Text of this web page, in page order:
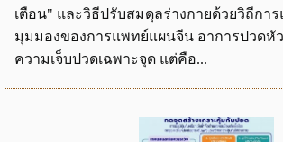
เตือน" และวิธีปรับสมดุลร่างกายด้วยวิถีกา
มุมมองของการแพทย์แผนจีน อาการปวดหัว
ความเจ็บปวดเฉพาะจุด แต่คือ...